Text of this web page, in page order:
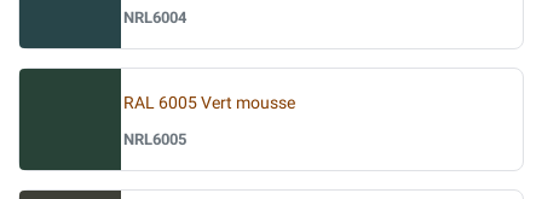
NRL6004
RAL 6005 Vert mousse
NRL6005